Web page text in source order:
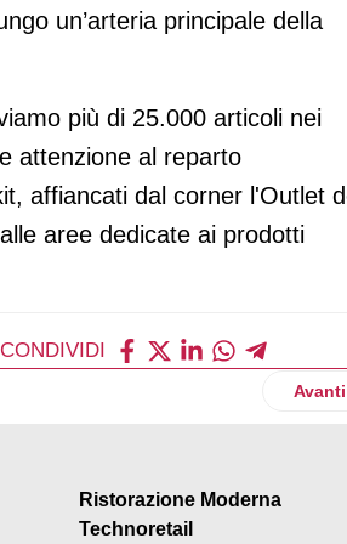
un’arteria principale della
più di 25.000 articoli nei
attenzione al reparto
affiancati dal corner l'Outlet
aree dedicate ai prodotti
CONDIVIDI
Bergamo 1991 Avanti
Ristorazione Moderna
Technoretail